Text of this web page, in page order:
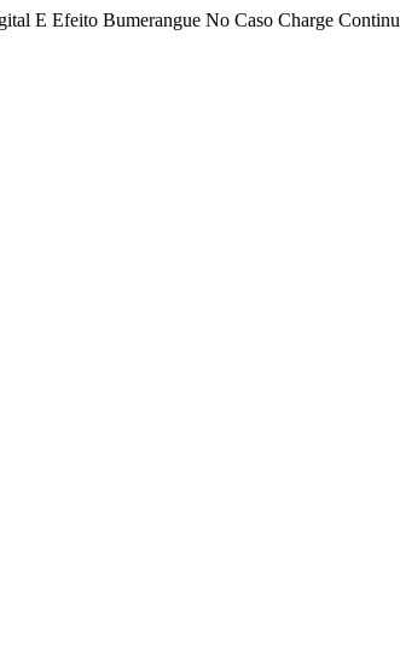
E Efeito Bumerangue No Caso Charge